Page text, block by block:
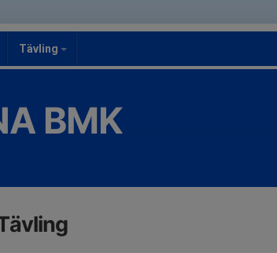
Tävling
BMK